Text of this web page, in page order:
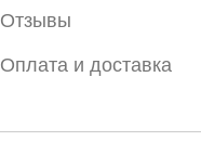
Отзывы
Оплата и доставка